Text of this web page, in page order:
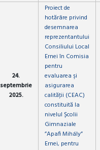
24.
septembrie
2025.
Proiect de
hotărâre privind
desemnarea
reprezentantului
Consiliului Local
Ernei în Comisia
pentru
evaluarea şi
asigurarea
calităţii (CEAC)
constituită la
nivelul Școlii
Gimnaziale
”Apafi Mihály”
Ernei, pentru